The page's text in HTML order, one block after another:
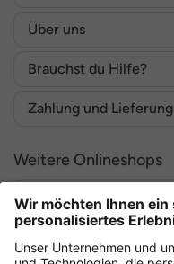
Über uns
Brauchst du Hilfe?
Zahlung und Lieferung
Weitere Onlineshops
Deutschland